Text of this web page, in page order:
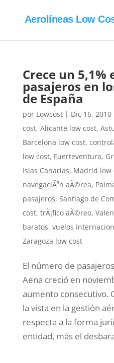
Aerolíneas Low
Crece un 5,1%
pasajeros en
de España
por Lowcost| Dic 16, 2010
cost, Alicante low cost,
Barcelona low cost,
low cost, Fuerteventura,
Islas Canarias, Madrid low
navegaciÃ³n aÃ©rea,
pasajeros, Santiago de
cost, trÃ¡fico aÃ©reo,
baratos, vuelos
Zaragoza low cost
El número de
Aena creció en
aumento consecutivo .
la vista en la gestión
respecta a la forma
entidad, más el